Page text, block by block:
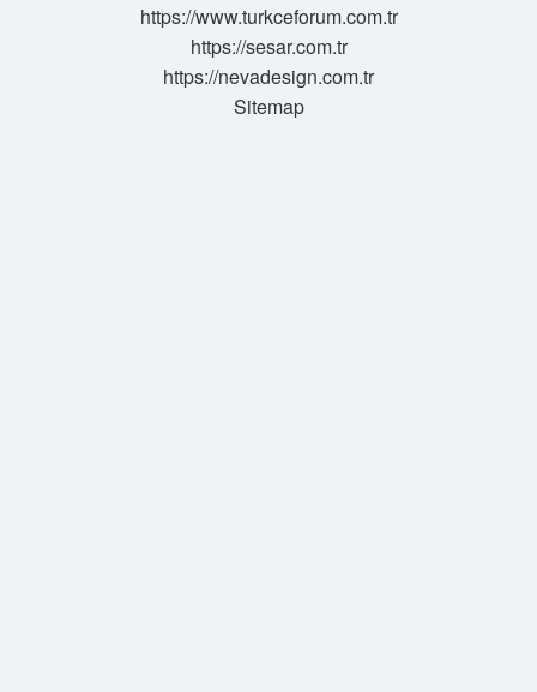
https://www.turkceforum.com.tr
https://sesar.com.tr
https://nevadesign.com.tr
Sitemap